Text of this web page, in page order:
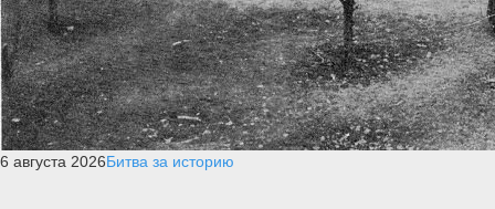
6 августа 2026Битва за историю